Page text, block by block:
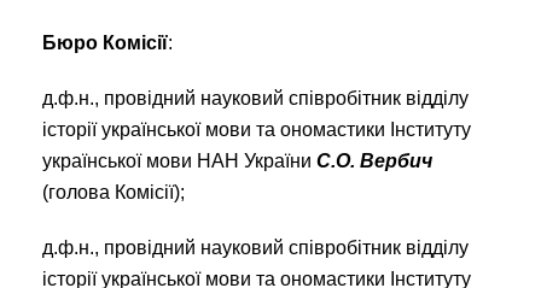
Бюро Комісії:
д.ф.н., провідний науковий співробітник відділу
історії української мови та ономастики Інституту
української мови НАН України С.О. Вербич
(голова Комісії);
д.ф.н., провідний науковий співробітник відділу
історії української мови та ономастики Інституту